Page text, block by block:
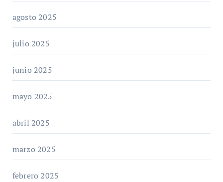
agosto 2025
julio 2025
junio 2025
mayo 2025
abril 2025
marzo 2025
febrero 2025